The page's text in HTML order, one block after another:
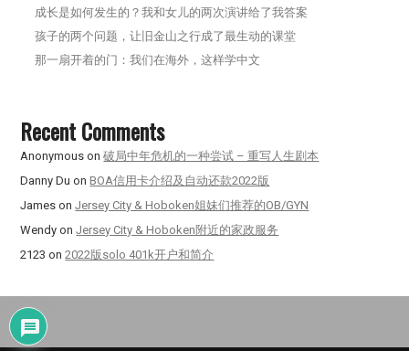
成长是如何发生的？我和女儿的两次演讲给了我答案
孩子的两个问题，让旧金山之行成了最生动的课堂
那一扇开着的门：我们在海外，这样学中文
Recent Comments
Anonymous on破局中年危机的一种尝试 – 重写人生剧本
Danny Du onBOA信用卡介绍及自动还款2022版
James onJersey City & Hoboken姐妹们推荐的OB/GYN
Wendy onJersey City & Hoboken附近的家政服务
2123 on2022版solo 401k开户和简介